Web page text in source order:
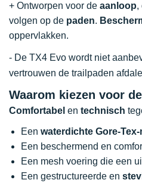
+ Ontworpen voor de aanloop,
volgen op de paden.
oppervlakken.
- De TX4 Evo wordt niet
vertrouwen de trailpaden
Waarom kiezen voor
Comfortabel en technisch
Een waterdichte Gore-
Een beschermend en
Een mesh voering die een
Een gestructureerde en